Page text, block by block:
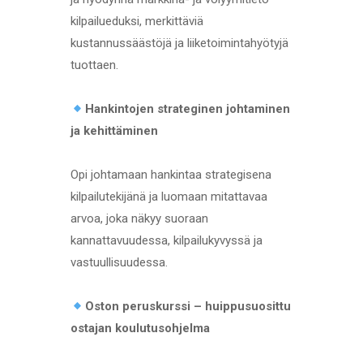
kilpailueduksi, merkittäviä
kustannussäästöjä ja liiketoimintahyötyjä
tuottaen.
Hankintojen strateginen johtaminen
ja kehittäminen
Opi johtamaan hankintaa strategisena
kilpailutekijänä ja luomaan mitattavaa
arvoa, joka näkyy suoraan
kannattavuudessa, kilpailukyvyssä ja
vastuullisuudessa.
Oston peruskurssi – huippusuosittu
ostajan koulutusohjelma